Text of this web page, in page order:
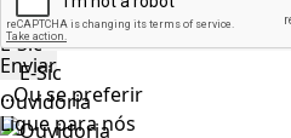
...Ou se preferir
Ligue para nós
E-Sic
Ouvidoria